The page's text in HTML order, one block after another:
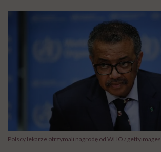
Polscy lekarze otrzymali nagrodę od WHO / gettyimages